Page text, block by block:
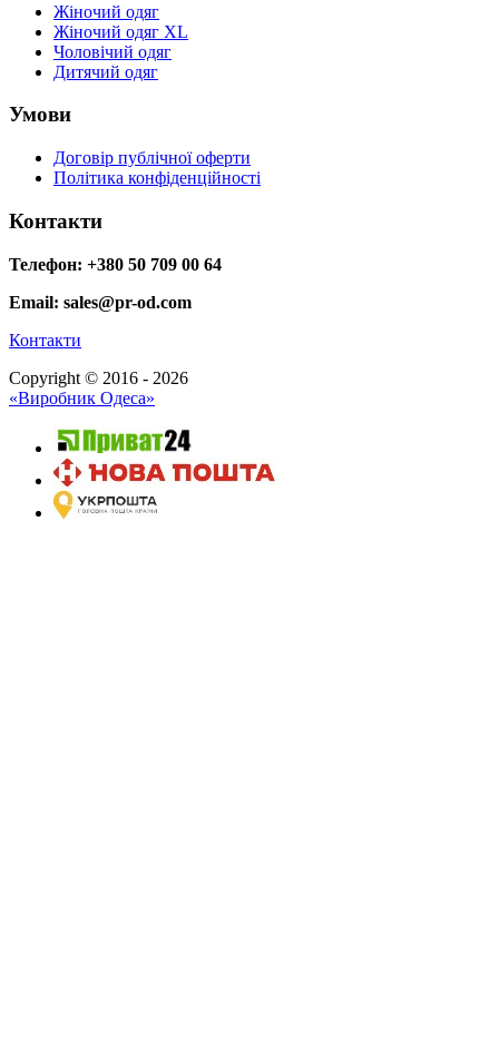
Жіночий одяг
Жіночий одяг XL
Чоловічий одяг
Дитячий одяг
Умови
Договір публічної оферти
Політика конфіденційності
Контакти
Телефон: +380 50 709 00 64
Email: sales@pr-od.com
Контакти
Copyright © 2016 - 2026
«Виробник Одеса»